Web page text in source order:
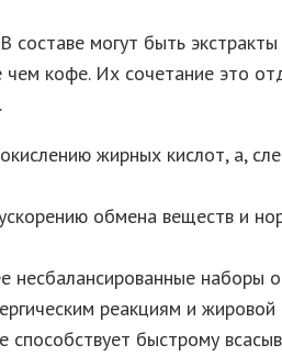
В составе могут быть
кофе. Их сочетание это
жирных кислот, а,
обмена веществ и
несбалансированные наборы
реакциям и
способствует быстрому